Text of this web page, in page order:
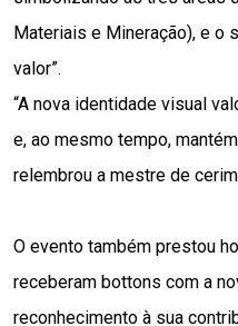
Materiais e Mineração), e o
valor”.
“A nova identidade visual
e, ao mesmo tempo,
relembrou a mestre de
O evento também prestou
receberam bottons com a
reconhecimento à sua